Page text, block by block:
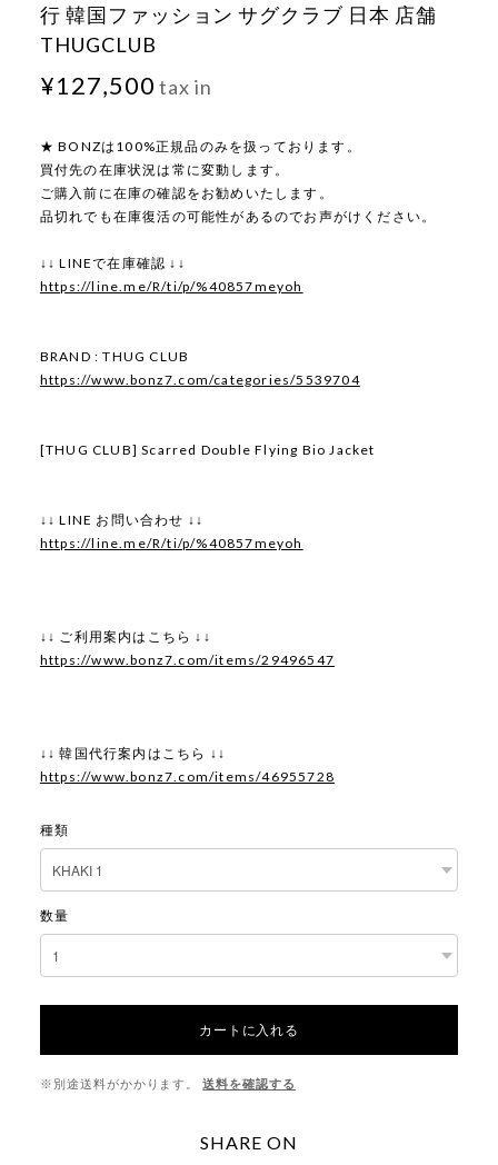
行 韓国ファッション サグクラブ 日本 店舗
THUGCLUB
¥127,500 tax in
★ BONZは100%正規品のみを扱っております。
買付先の在庫状況は常に変動します。
ご購入前に在庫の確認をお勧めいたします。
品切れでも在庫復活の可能性があるのでお声がけください。
↓↓ LINEで在庫確認 ↓↓
https://line.me/R/ti/p/%40857meyoh
BRAND : THUG CLUB
https://www.bonz7.com/categories/5539704
[THUG CLUB] Scarred Double Flying Bio Jacket
↓↓ LINE お問い合わせ ↓↓
https://line.me/R/ti/p/%40857meyoh
↓↓ ご利用案内はこちら ↓↓
https://www.bonz7.com/items/29496547
↓↓ 韓国代行案内はこちら ↓↓
https://www.bonz7.com/items/46955728
種類
数量
カートに入れる
※別途送料がかかります。 送料を確認する
SHARE ON